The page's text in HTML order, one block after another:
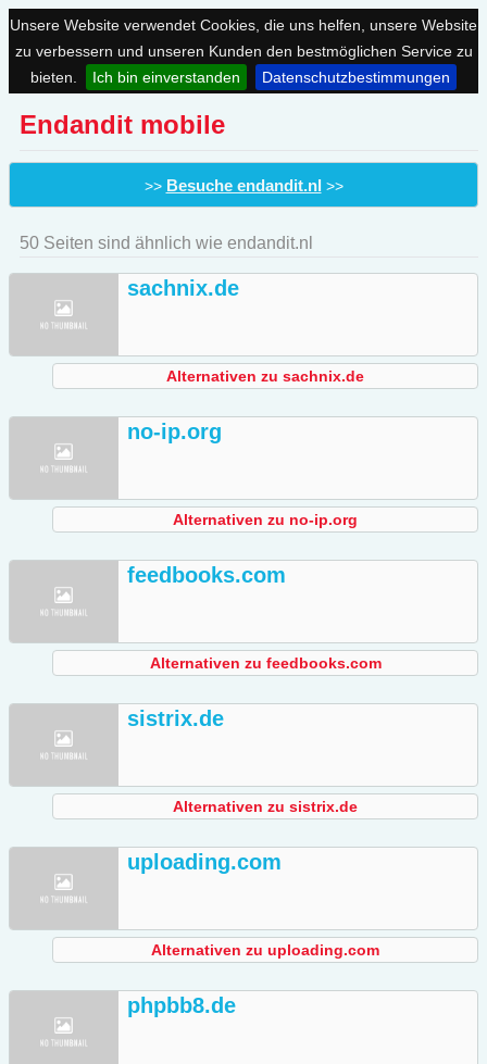
Unsere Website verwendet Cookies, die uns helfen, unsere Website
zu verbessern und unseren Kunden den bestmöglichen Service zu
bieten.
Ich bin einverstanden Datenschutzbestimmungen
Endandit mobile
>> Besuche endandit.nl >>
50 Seiten sind ähnlich wie endandit.nl
sachnix.de
Alternativen zu sachnix.de
no-ip.org
Alternativen zu no-ip.org
feedbooks.com
Alternativen zu feedbooks.com
sistrix.de
Alternativen zu sistrix.de
uploading.com
Alternativen zu uploading.com
phpbb8.de